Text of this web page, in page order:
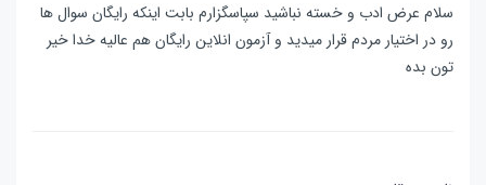
سلام عرض ادب و خسته نباشید سپاسگزارم بابت اینکه رایگان سوال ها
رو در اختیار مردم قرار میدید و آزمون انلاین رایگان هم عالیه خدا خیر
تون بده